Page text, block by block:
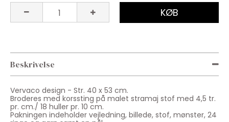
KØB
Beskrivelse
Vervaco design - Str. 40 x 53 cm.
Broderes med korssting på malet stramaj stof med 4,5 tr.
pr. cm./ 18 huller pr. 10 cm.
Pakningen indeholder vejledning, billede, stof, mønster, 24